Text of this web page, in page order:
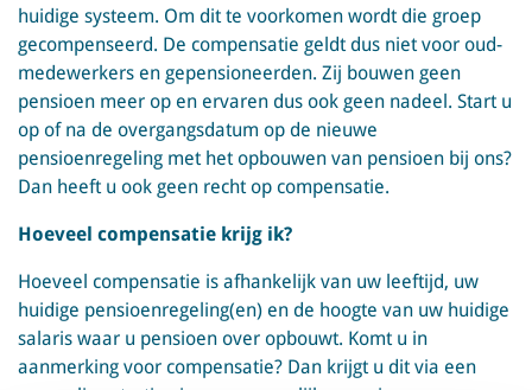
huidige systeem. Om dit te voorkomen wordt die groep
gecompenseerd. De compensatie geldt dus niet voor oud-
medewerkers en gepensioneerden. Zij bouwen geen
pensioen meer op en ervaren dus ook geen nadeel. Start u
op of na de overgangsdatum op de nieuwe
pensioenregeling met het opbouwen van pensioen bij ons?
Dan heeft u ook geen recht op compensatie.
Hoeveel compensatie krijg ik?
Hoeveel compensatie is afhankelijk van uw leeftijd, uw
huidige pensioenregeling(en) en de hoogte van uw huidige
salaris waar u pensioen over opbouwt. Komt u in
aanmerking voor compensatie? Dan krijgt u dit via een